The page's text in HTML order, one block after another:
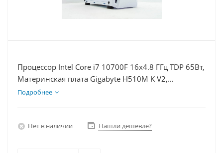
Процессор Intel Core i7 10700F 16x4.8 ГГц TDP 65Вт,
Материнская плата Gigabyte H510M K V2,
Видеокарта GTX 1660S 6Гб, Память DDR4 64Gb,
Подробнее
Нет в наличии Нашли дешевле?